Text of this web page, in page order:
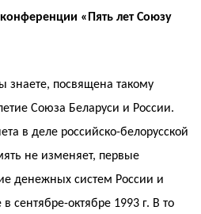
«Пять лет Союзу
знаете, посвящена такому
Союза Беларуси и России.
в деле российско-белорусской
не изменяет, первые
денежных систем России и
сентябре-октябре 1993 г. В то